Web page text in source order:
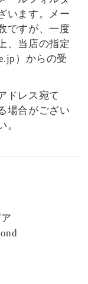
います。メー
ですが、一度
、当店の指定
）からの受
ドレス宛て
場合がござい
。